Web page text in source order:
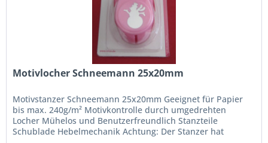
Motivlocher Schneemann 25x20mm
Motivstanzer Schneemann 25x20mm Geeignet für Papier
bis max. 240g/m² Motivkontrolle durch umgedrehten
Locher Mühelos und Benutzerfreundlich Stanzteile
Schublade Hebelmechanik Achtung: Der Stanzer hat